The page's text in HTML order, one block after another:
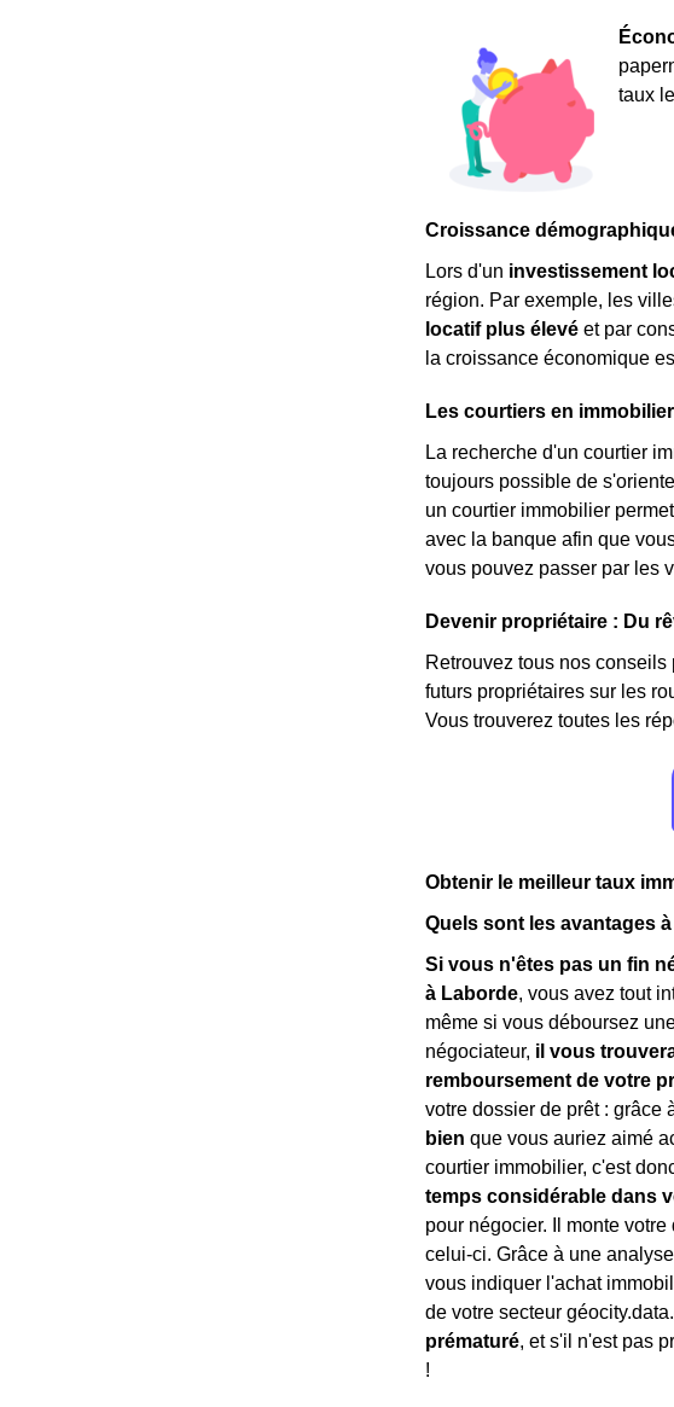
taux
Croissance
Lors d'un investissement
région. Par exemple, les
locatif plus élevé et par
la croissance économique
Les courtiers en
La recherche d'un courtier
toujours possible de
un courtier immobilier
avec la banque afin que
vous pouvez passer par les
Devenir propriétaire : Du
Retrouvez tous nos
futurs propriétaires sur les
Vous trouverez toutes les
Obtenir le meilleur taux
Quels sont les avantages
Si vous n'êtes pas un fin
à Laborde, vous avez tout
même si vous déboursez
négociateur, il vous
remboursement de votre
votre dossier de prêt : grâce
bien que vous auriez aimé
courtier immobilier, c'est
temps considérable dans
pour négocier. Il monte
celui-ci. Grâce à une
vous indiquer l'achat
de votre secteur
prématuré, et s'il n'est pas
!